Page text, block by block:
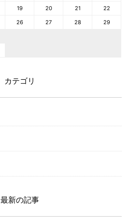
19 20 21 22
26 27 28 29
カテゴリ
最新の記事